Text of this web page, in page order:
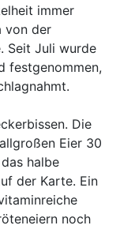
immer
von der
Seit Juli wurde
festgenommen,
Die
Eier 30
halbe
der Karte. Ein
noch